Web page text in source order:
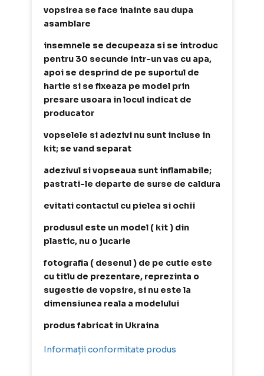
vopsirea se face inainte sau dupa
asamblare
insemnele se decupeaza si se introduc
pentru 30 secunde intr-un vas cu apa,
apoi se desprind de pe suportul de
hartie si se fixeaza pe model prin
presare usoara in locul indicat de
producator
vopselele si adezivi nu sunt incluse in
kit; se vand separat
adezivul si vopseaua sunt inflamabile;
pastrati-le departe de surse de caldura
evitati contactul cu pielea si ochii
produsul este un model ( kit ) din
plastic, nu o jucarie
fotografia ( desenul ) de pe cutie este
cu titlu de prezentare, reprezinta o
sugestie de vopsire, si nu este la
dimensiunea reala a modelului
produs fabricat in Ukraina
Informații conformitate produs